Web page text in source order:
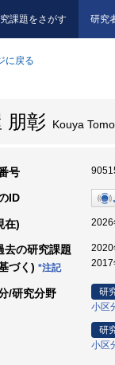
課題をさがす 研究
に戻る
朋彰 Kouya
号
ID
在) 2026
去の研究課題
づく) *注記
2020
2017
/研究分野
研
小区
研
小区